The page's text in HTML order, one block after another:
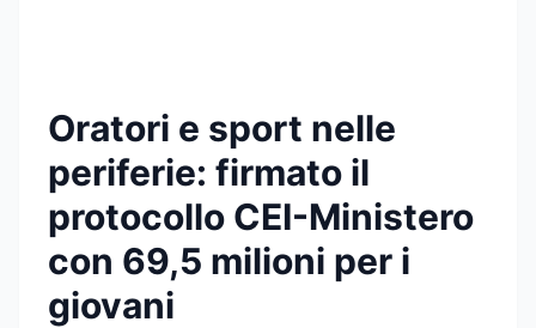
Oratori e sport nelle
periferie: firmato il
protocollo CEI-Ministero
con 69,5 milioni per i
giovani